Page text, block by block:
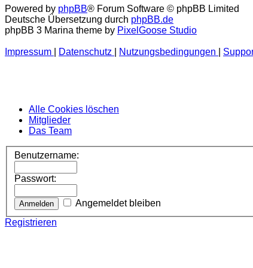
Powered by phpBB® Forum Software © phpBB Limited
Deutsche Übersetzung durch phpBB.de
phpBB 3 Marina theme by PixelGoose Studio
Impressum Datenschutz Nutzungsbedingungen
Alle Cookies löschen
Mitglieder
Das Team
Benutzername:
Passwort:
Angemeldet bleiben
Registrieren